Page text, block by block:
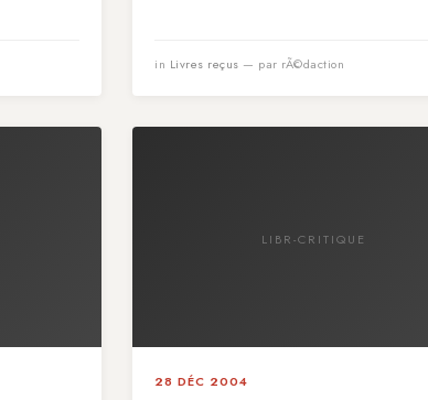
in Livres reçus — par rÃ©daction
LIBR-CRITIQUE
28 DÉC 2004